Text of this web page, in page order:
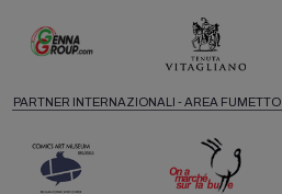
PARTNER INTERNAZIONALI - AREA FUMETTO